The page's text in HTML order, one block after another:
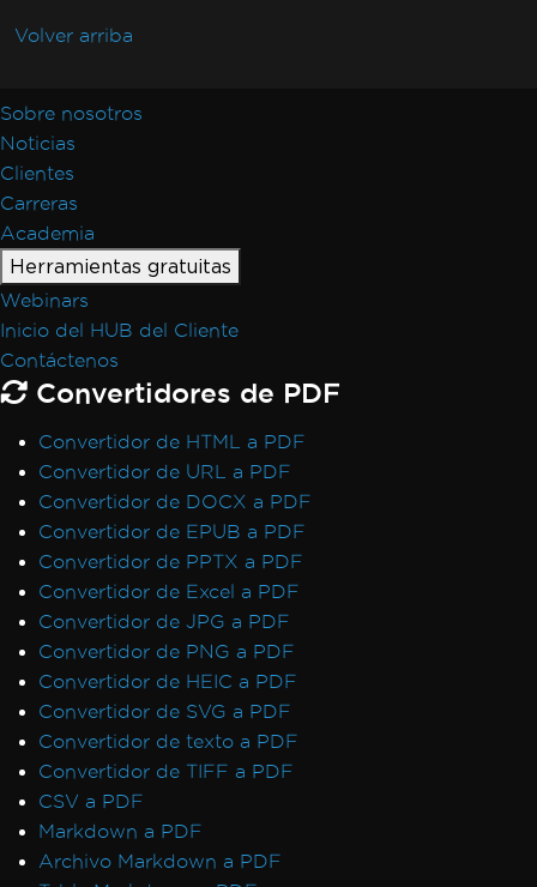
Volver arriba
Sobre nosotros
Noticias
Clientes
Carreras
Academia
Herramientas gratuitas
Webinars
Inicio del HUB del Cliente
Contáctenos
Convertidores de PDF
Convertidor de HTML a PDF
Convertidor de URL a PDF
Convertidor de DOCX a PDF
Convertidor de EPUB a PDF
Convertidor de PPTX a PDF
Convertidor de Excel a PDF
Convertidor de JPG a PDF
Convertidor de PNG a PDF
Convertidor de HEIC a PDF
Convertidor de SVG a PDF
Convertidor de texto a PDF
Convertidor de TIFF a PDF
CSV a PDF
Markdown a PDF
Archivo Markdown a PDF